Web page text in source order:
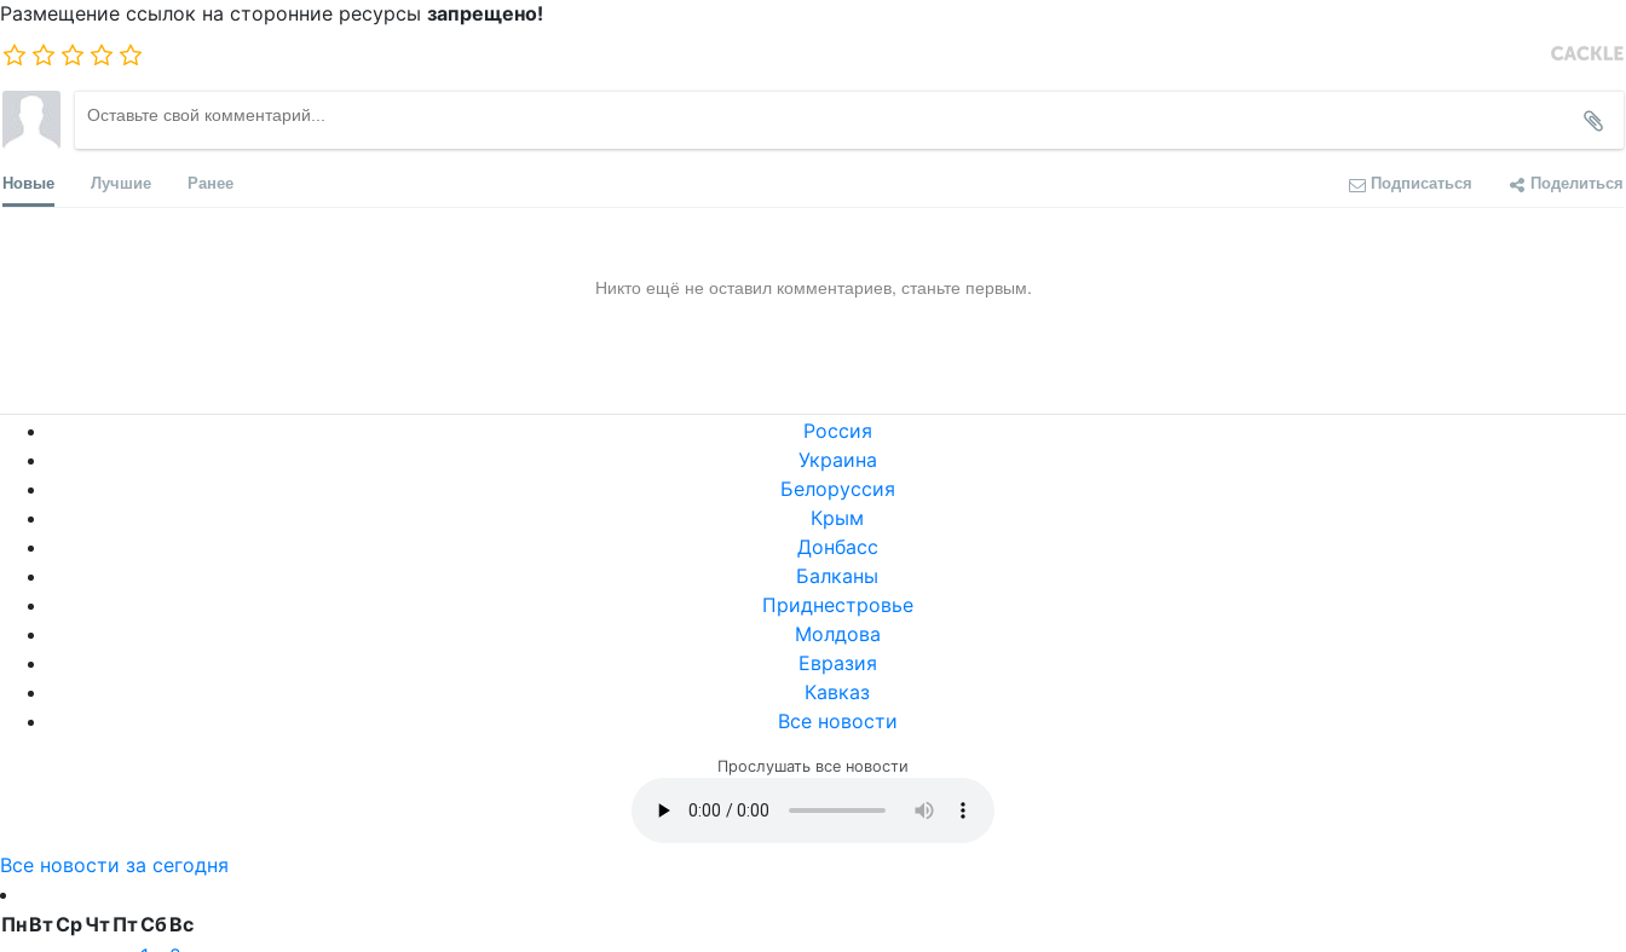
Размещение ссылок на сторонние ресурсы запрещено!
Новые Лучшие Ранее Подписаться Поделиться
Никто ещё не оставил комментариев, станьте первым.
Россия
Украина
Белоруссия
Крым
Донбасс
Балканы
Приднестровье
Молдова
Евразия
Кавказ
Все новости
Прослушать все новости
Все новости за сегодня
ПнВтСрЧтПтСбВс